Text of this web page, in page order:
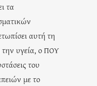
τα
αυτή τη
υγεία, ο ΠΟΥ
του
με το